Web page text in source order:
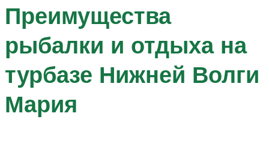
Преимущества
рыбалки и отдыха на
турбазе Нижней Волги
Мария